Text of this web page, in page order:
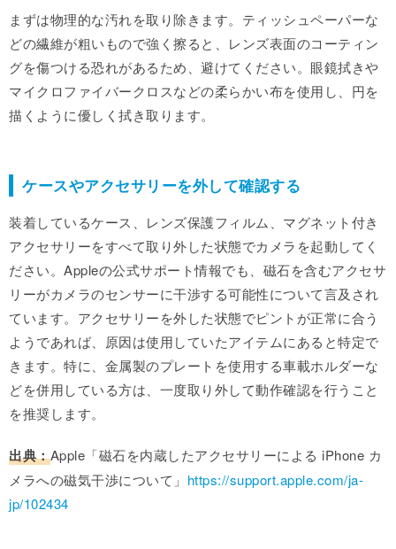
まずは物理的な汚れを取り除きます。ティッシュペーパーな
どの繊維が粗いもので強く擦ると、レンズ表面のコーティン
グを傷つける恐れがあるため、避けてください。眼鏡拭きや
マイクロファイバークロスなどの柔らかい布を使用し、円を
描くように優しく拭き取ります。
ケースやアクセサリーを外して確認する
装着しているケース、レンズ保護フィルム、マグネット付き
アクセサリーをすべて取り外した状態でカメラを起動してく
ださい。Appleの公式サポート情報でも、磁石を含むアクセサ
リーがカメラのセンサーに干渉する可能性について言及され
ています。アクセサリーを外した状態でピントが正常に合う
ようであれば、原因は使用していたアイテムにあると特定で
きます。特に、金属製のプレートを使用する車載ホルダーな
どを併用している方は、一度取り外して動作確認を行うこと
を推奨します。
出典：Apple「磁石を内蔵したアクセサリーによる iPhone カ
メラへの磁気干渉について」 https://support.apple.com/ja-
jp/102434